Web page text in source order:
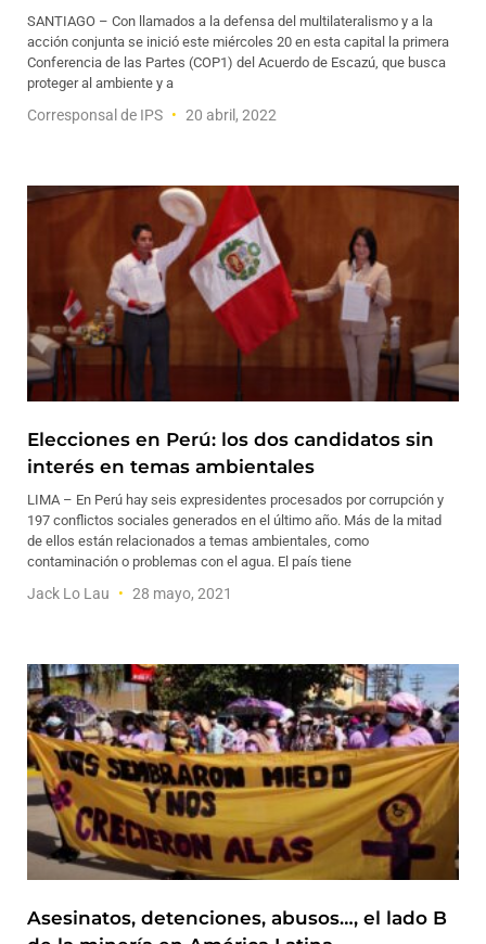
SANTIAGO – Con llamados a la defensa del multilateralismo y a la
acción conjunta se inició este miércoles 20 en esta capital la primera
Conferencia de las Partes (COP1) del Acuerdo de Escazú, que busca
proteger al ambiente y a
Corresponsal de IPS 20 abril, 2022
Elecciones en Perú: los dos candidatos sin
interés en temas ambientales
LIMA – En Perú hay seis expresidentes procesados por corrupción y
197 conflictos sociales generados en el último año. Más de la mitad
de ellos están relacionados a temas ambientales, como
contaminación o problemas con el agua. El país tiene
Jack Lo Lau 28 mayo, 2021
Asesinatos, detenciones, abusos…, el lado B